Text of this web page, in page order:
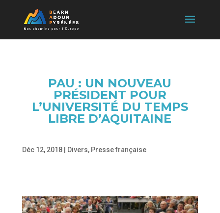
PAU : UN NOUVEAU
PRÉSIDENT POUR
L’UNIVERSITÉ DU TEMPS
LIBRE D’AQUITAINE
Déc 12, 2018| Divers, Presse française